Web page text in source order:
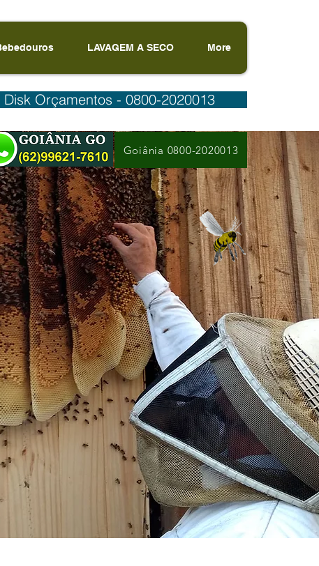
LAVAGEM A SECO More
Disk Orçamentos - 0800-2020013
Goiânia 0800-2020013